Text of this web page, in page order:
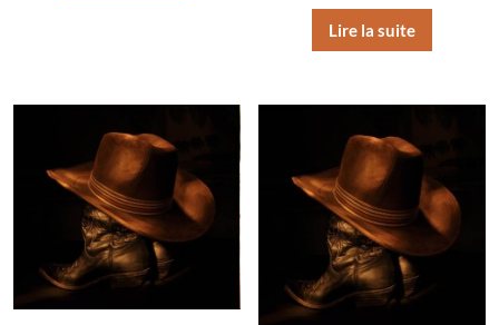
Lire la suite